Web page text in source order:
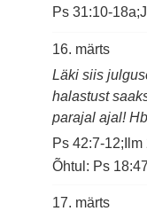
Ps 31:10-
16. märts
Läki siis
halastust
parajal ajal!
Ps 42:7-12;Ilm
Õhtul: Ps
17. märts